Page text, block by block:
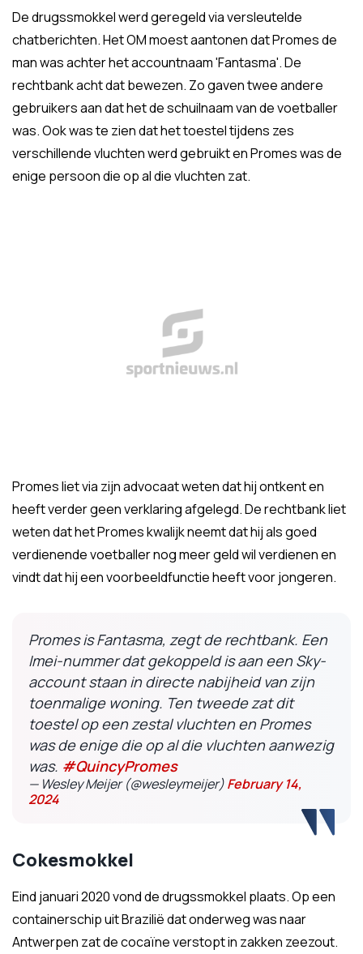
De drugssmokkel werd geregeld via versleutelde
chatberichten. Het OM moest aantonen dat Promes de
man was achter het accountnaam 'Fantasma'. De
rechtbank acht dat bewezen. Zo gaven twee andere
gebruikers aan dat het de schuilnaam van de voetballer
was. Ook was te zien dat het toestel tijdens zes
verschillende vluchten werd gebruikt en Promes was de
enige persoon die op al die vluchten zat.
Promes liet via zijn advocaat weten dat hij ontkent en
heeft verder geen verklaring afgelegd. De rechtbank liet
weten dat het Promes kwalijk neemt dat hij als goed
verdienende voetballer nog meer geld wil verdienen en
vindt dat hij een voorbeeldfunctie heeft voor jongeren.
Promes is Fantasma, zegt de rechtbank. Een
Imei-nummer dat gekoppeld is aan een Sky-
account staan in directe nabijheid van zijn
toenmalige woning. Ten tweede zat dit
toestel op een zestal vluchten en Promes
was de enige die op al die vluchten aanwezig
was. #QuincyPromes
— Wesley Meijer (@wesleymeijer)February 14,
2024
Cokesmokkel
Eind januari 2020 vond de drugssmokkel plaats. Op een
containerschip uit Brazilië dat onderweg was naar
Antwerpen zat de cocaïne verstopt in zakken zeezout.